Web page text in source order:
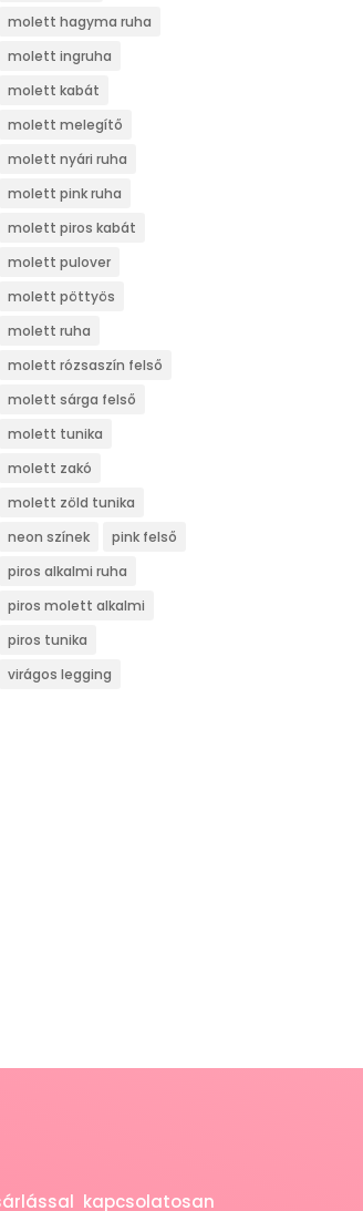
molett hagyma ruha
molett ingruha
molett kabát
molett melegítő
molett nyári ruha
molett pink ruha
molett piros kabát
molett pulover
molett pöttyös
molett ruha
molett rózsaszín felső
molett sárga felső
molett tunika
molett zakó
molett zöld tunika
neon színek
pink felső
piros alkalmi ruha
piros molett alkalmi
piros tunika
virágos legging
kapcsolatosan